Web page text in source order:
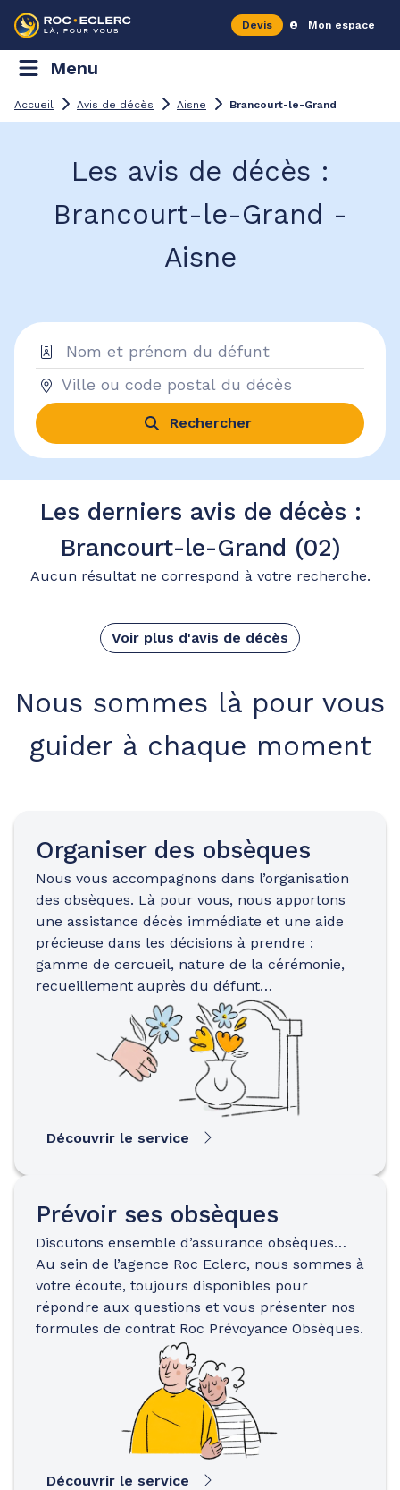
Devis Mon espace
Menu
Accueil Avis de décès Aisne Brancourt-le-Grand
Les avis de décès :
Brancourt-le-Grand -
Aisne
Rechercher
Les derniers avis de décès :
Brancourt-le-Grand (02)
Aucun résultat ne correspond à votre recherche.
Voir plus d'avis de décès
Nous sommes là pour vous
guider à chaque moment
Organiser des obsèques
Nous vous accompagnons dans l’organisation
des obsèques. Là pour vous, nous apportons
une assistance décès immédiate et une aide
précieuse dans les décisions à prendre :
gamme de cercueil, nature de la cérémonie,
recueillement auprès du défunt…
Découvrir le service
Prévoir ses obsèques
Discutons ensemble d’assurance obsèques…
Au sein de l’agence Roc Eclerc, nous sommes à
votre écoute, toujours disponibles pour
répondre aux questions et vous présenter nos
formules de contrat Roc Prévoyance Obsèques.
Découvrir le service